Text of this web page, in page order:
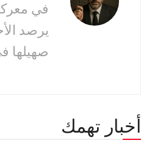
في
يرصد
صهيلها
أخبار تهمك